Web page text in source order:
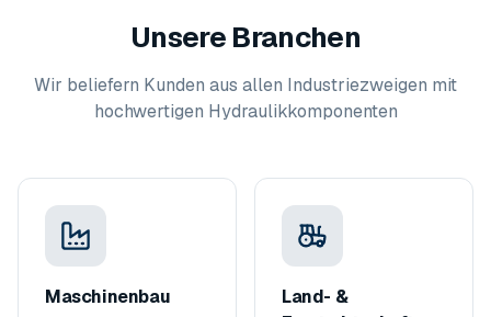
Unsere Branchen
Wir beliefern Kunden aus allen Industriezweigen mit
hochwertigen Hydraulikkomponenten
Maschinenbau
Land- &